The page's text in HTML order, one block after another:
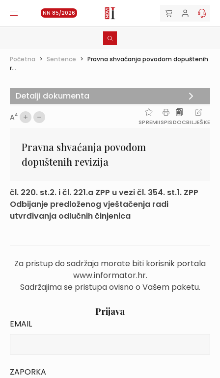
NN 85/2026
Početna > Sentence > Pravna shvaćanja povodom dopuštenih
r...
AA
SPREMIISPISDOCBILJEŠKE
Pravna shvaćanja povodom
dopuštenih revizija
čl. 220. st.2. i čl. 221.a ZPP u vezi čl. 354. st.1. ZPP
Odbijanje predloženog vještačenja radi
utvrđivanja odlučnih činjenica
Za pristup do sadržaja morate biti korisnik portala
www.informator.hr.
Sadržajima se pristupa ovisno o Vašem paketu.
Prijava
EMAIL
ZAPORKA
Detalji dokumenta